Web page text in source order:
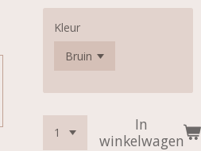
Kleur
In
winkelwagen